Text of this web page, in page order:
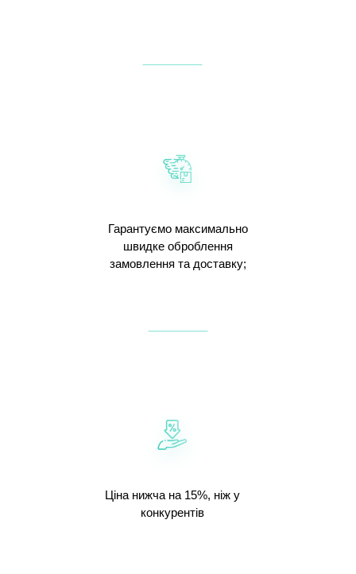
Гарантуємо максимально
швидке оброблення
замовлення та доставку;
Ціна нижча на 15%, ніж у
конкурентів